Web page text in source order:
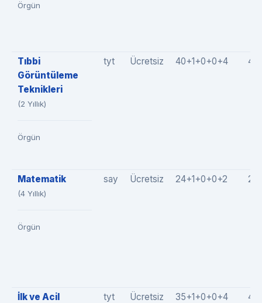
Örgün
Tıbbi
Görüntüleme
Teknikleri
(2 Yıllık)
Örgün
tyt Ücretsiz 40+1+0+0+4
Matematik
(4 Yıllık)
Örgün
say Ücretsiz 24+1+0+0+2
İlk ve Acil
tyt Ücretsiz 35+1+0+0+4